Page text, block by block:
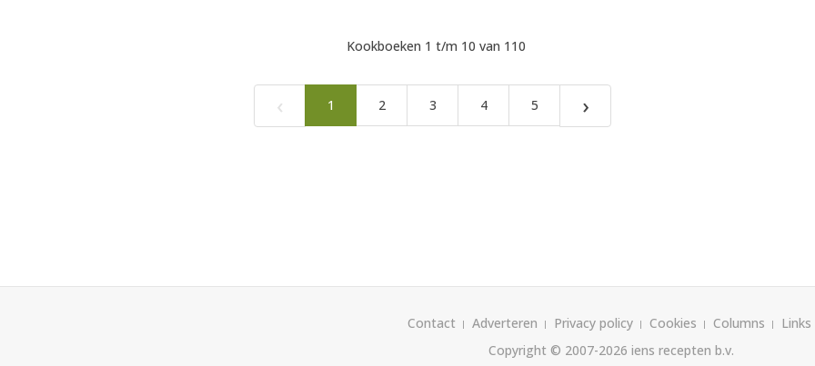
Kookboeken 1 t/m 10 van 110
‹ 1 2 3 4 5 ›
Contact Adverteren Privacy policy Cookies Columns
Links
Copyright © 2007-2026 iens recepten b.v.